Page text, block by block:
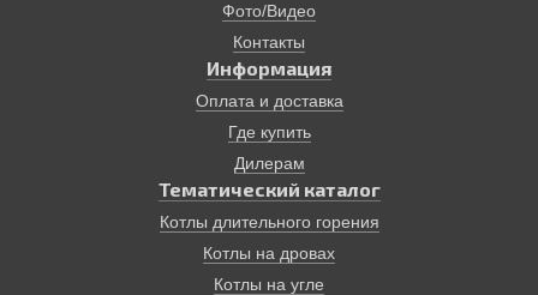
Фото/Видео
Контакты
Информация
Оплата и доставка
Где купить
Дилерам
Тематический каталог
Котлы длительного горения
Котлы на дровах
Котлы на угле